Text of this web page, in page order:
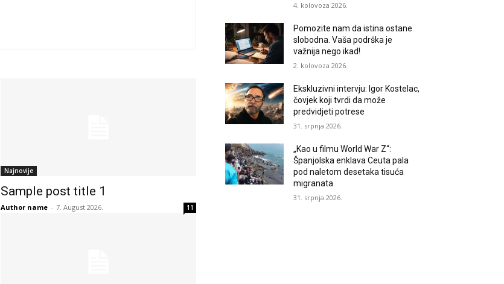
Najnovije
Sample post title 1
Author name - 7. August 2026. 11
4. kolovoza 2026.
Pomozite nam da istina ostane
slobodna. Vaša podrška je
važnija nego ikad!
2. kolovoza 2026.
Ekskluzivni intervju: Igor Kostelac,
čovjek koji tvrdi da može
predvidjeti potrese
31. srpnja 2026.
„Kao u filmu World War Z“:
Španjolska enklava Ceuta pala
pod naletom desetaka tisuća
migranata
31. srpnja 2026.